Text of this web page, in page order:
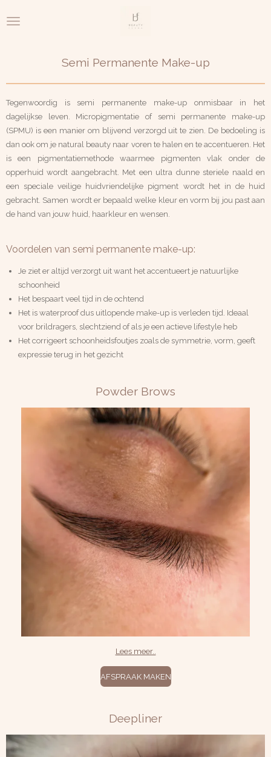
direct
Semi Permanente Make-up
Tegenwoordig is semi permanente make-up onmisbaar in het
dagelijkse leven. Micropigmentatie of semi permanente make-up
(SPMU) is een manier om blijvend verzorgd uit te zien. De bedoeling is
dan ook om je natural beauty naar voren te halen en te accentueren. Het
is een pigmentatiemethode waarmee pigmenten vlak onder de
opperhuid wordt aangebracht. Met een ultra dunne steriele naald en
een speciale veilige huidvriendelijke pigment wordt het in de huid
gebracht. Samen wordt er bepaald welke kleur en vorm bij jou past aan
de hand van jouw huid, haarkleur en wensen.
Voordelen van semi permanente make-up:
Je ziet er altijd verzorgt uit want het accentueert je natuurlijke
schoonheid
Het bespaart veel tijd in de ochtend
Het is waterproof dus uitlopende make-up is verleden tijd. Ideaal
voor brildragers, slechtziend of als je een actieve lifestyle heb
Het corrigeert schoonheidsfoutjes zoals de symmetrie, vorm, geeft
expressie terug in het gezicht
Powder Brows
Lees meer..
AFSPRAAK MAKEN
Deepliner